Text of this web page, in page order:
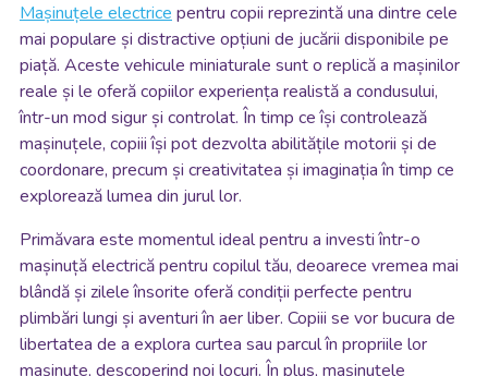
Mașinuțele electricepentru copii reprezintă una dintre cele
mai populare și distractive opțiuni de jucării disponibile pe
piață. Aceste vehicule miniaturale sunt o replică a mașinilor
reale și le oferă copiilor experiența realistă a condusului,
într-un mod sigur și controlat. În timp ce își controlează
mașinuțele, copiii își pot dezvolta abilitățile motorii și de
coordonare, precum și creativitatea și imaginația în timp ce
explorează lumea din jurul lor.
Primăvara este momentul ideal pentru a investi într-o
mașinuță electrică pentru copilul tău, deoarece vremea mai
blândă și zilele însorite oferă condiții perfecte pentru
plimbări lungi și aventuri în aer liber. Copiii se vor bucura de
libertatea de a explora curtea sau parcul în propriile lor
mașinuțe, descoperind noi locuri. În plus, mașinuțele